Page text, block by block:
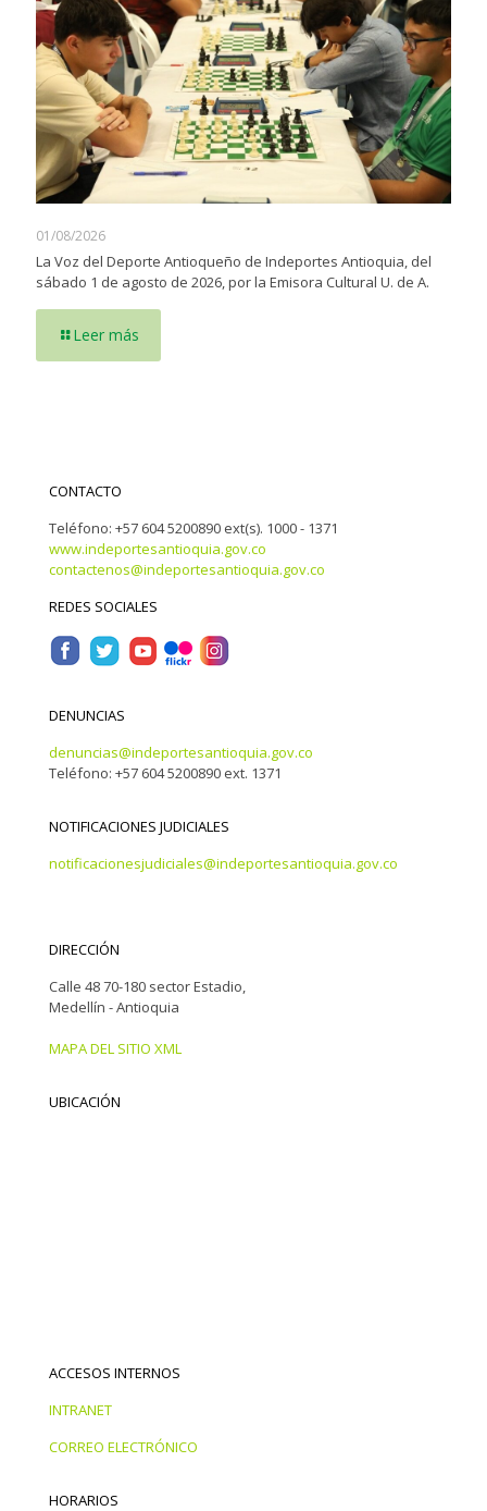
01/08/2026
La Voz del Deporte Antioqueño de Indeportes Antioquia, del
sábado 1 de agosto de 2026, por la Emisora Cultural U. de A.
Leer más
CONTACTO
Teléfono: +57 604 5200890 ext(s). 1000 - 1371
www.indeportesantioquia.gov.co
contactenos@indeportesantioquia.gov.co
REDES SOCIALES
DENUNCIAS
denuncias@indeportesantioquia.gov.co
Teléfono: +57 604 5200890 ext. 1371
NOTIFICACIONES JUDICIALES
notificacionesjudiciales@indeportesantioquia.gov.co
DIRECCIÓN
Calle 48 70-180 sector Estadio,
Medellín - Antioquia
MAPA DEL SITIO XML
UBICACIÓN
ACCESOS INTERNOS
INTRANET
CORREO ELECTRÓNICO
HORARIOS